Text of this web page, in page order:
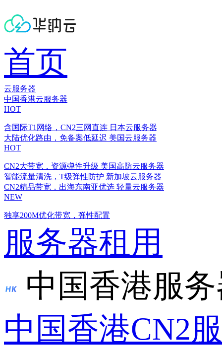
首页
云服务器
中国香港云服务器
HOT
含国际T1网络，CN2三网直连 日本云服务器
大陆优化路由，免备案低延迟 美国云服务器
HOT
CN2大带宽，资源弹性升级 美国高防云服务器
智能流量清洗，T级弹性防护 新加坡云服务器
CN2精品带宽，出海东南亚优选 轻量云服务器
NEW
独享200M优化带宽，弹性配置
服务器租用
中国香港服
中国香港CN2